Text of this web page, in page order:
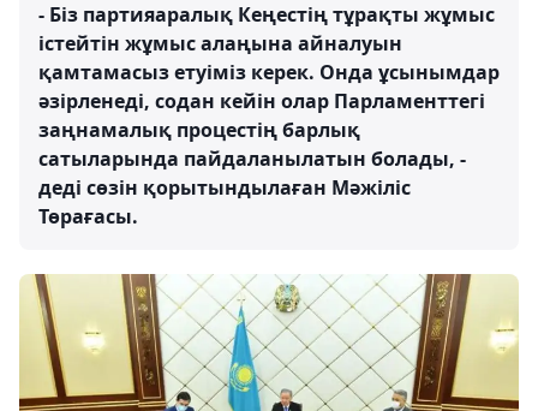
- Біз партияаралық Кеңестің тұрақты жұмыс
істейтін жұмыс алаңына айналуын
қамтамасыз етуіміз керек. Онда ұсынымдар
әзірленеді, содан кейін олар Парламенттегі
заңнамалық процестің барлық
сатыларында пайдаланылатын болады, -
деді сөзін қорытындылаған Мәжіліс
Төрағасы.